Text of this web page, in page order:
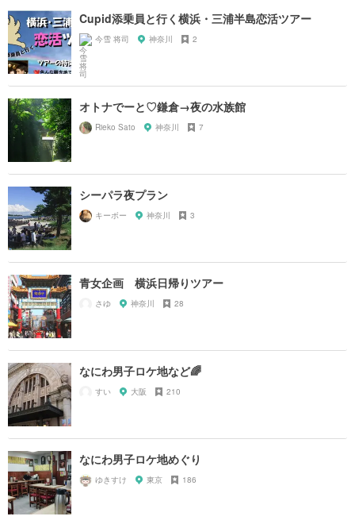
Cupid添乗員と行く横浜・三浦半島恋活ツアー
今雪 将司 神奈川 2
オトナでーと♡鎌倉→夜の水族館
Rieko Sato 神奈川 7
シーパラ夜プラン
キーボー 神奈川 3
青女企画 横浜日帰りツアー
さゆ 神奈川 28
なにわ男子ロケ地など🌈
すい 大阪 210
なにわ男子ロケ地めぐり
ゆきすけ 東京 186